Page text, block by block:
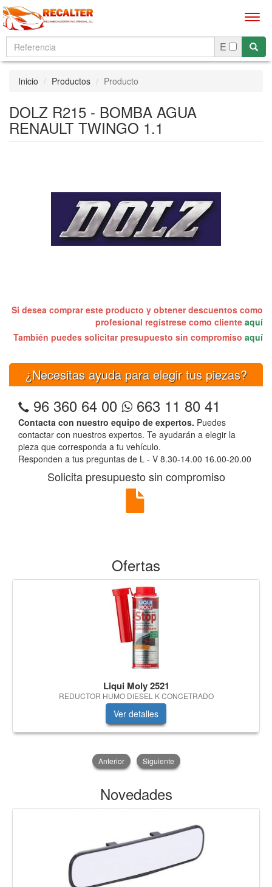
E
Inicio Productos Producto
DOLZ R215 - BOMBA AGUA
RENAULT TWINGO 1.1
Si desea comprar este producto y obtener descuentos como
profesional regístrese como cliente aquí
También puedes solicitar presupuesto sin compromiso aquí
¿Necesitas ayuda para elegir tus piezas?
96 360 64 00 663 11 80 41
Contacta con nuestro equipo de expertos. Puedes
contactar con nuestros expertos. Te ayudarán a elegir la
pieza que corresponda a tu vehículo.
Responden a tus preguntas de L - V 8.30-14.00 16.00-20.00
Solicita presupuesto sin compromiso
Ofertas
Liqui Moly 2521
REDUCTOR HUMO DIESEL K CONCETRADO
Ver detalles
Anterior Siguiente
Novedades